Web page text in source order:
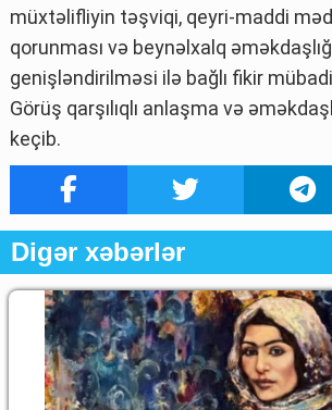
müxtəlifliyin təşviqi, qeyri-maddi
qorunması və beynəlxalq
genişləndirilməsi ilə bağlı fikir
Görüş qarşılıqlı anlaşma və
keçib.
Digər xəbərlər